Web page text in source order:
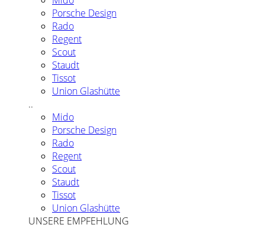
Porsche Design
Rado
Regent
Scout
Staudt
Tissot
Union Glashütte
..
Mido
Porsche Design
Rado
Regent
Scout
Staudt
Tissot
Union Glashütte
UNSERE EMPFEHLUNG